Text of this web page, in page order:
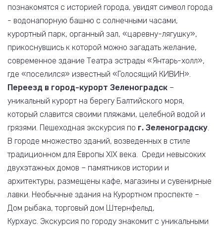
познакомятся с историей города, увидят символ города
- водонапорную башню с солнечными часами,
курортный парк, органный зал, «царевну-лягушку»,
прикоснувшись к которой можно загадать желание,
современное здание Театра эстрады «Янтарь-холл»,
где «поселился» известный «Голосящий КИВИН».
Переезд в город-курорт Зеленоградск –
уникальный курорт на берегу Балтийского моря,
который славится своими пляжами, целебной водой и
грязями. Пешеходная экскурсия по г. Зеленоградску.
В городе множество зданий, возведенных в стиле
традиционном для Европы ХIХ века. Среди невысоких
двухэтажных домов – памятников истории и
архитектуры, размещены кафе, магазины и сувенирные
лавки. Необычные здания на Курортном проспекте –
Дом рыбака, торговый дом Штернфельд,
Курхаус. Экскурсия по городу знакомит с уникальными